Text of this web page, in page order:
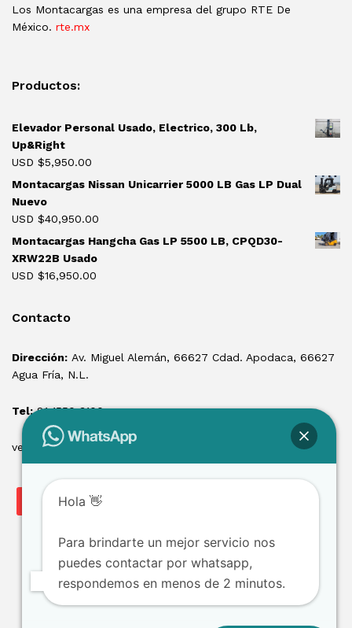
Los Montacargas es una empresa del grupo RTE De
México. rte.mx
Productos:
Elevador Personal Usado, Electrico, 300 Lb,
Up&Right
USD $5,950.00
Montacargas Nissan Unicarrier 5000 LB Gas LP Dual
Nuevo
USD $40,950.00
Montacargas Hangcha Gas LP 5500 LB, CPQD30-
XRW22B Usado
USD $16,950.00
Contacto
Dirección: Av. Miguel Alemán, 66627 Cdad. Apodaca, 66627
Agua Fría, N.L.
Tel:81 1550 3100
ventas@losmontacargas.mx
Copyright © 2025 Los Montacargas RTE
Hola 👋
Para brindarte un mejor servicio nos
puedes contactar por whatsapp,
respondemos en menos de 2 minutos.